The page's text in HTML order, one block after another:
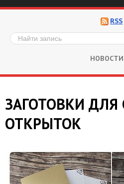
RSS
НОВОСТИ
ЗАГОТОВКИ ДЛЯ
ОТКРЫТОК